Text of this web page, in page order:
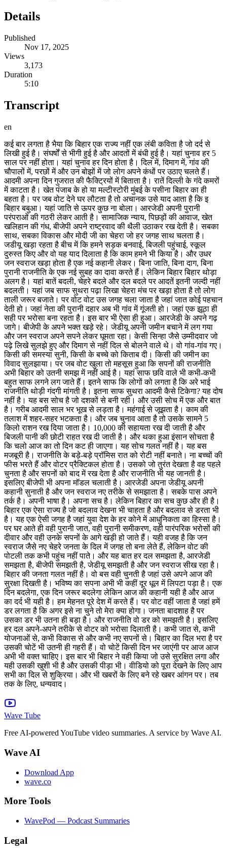
Details
Published
Nov 17, 2025
Views
3,173
Duration
5:10
Transcript
en
कई बार लगता है भैया कि बिहार एक राज्य नहीं एक लंबी कविता है जो दर्द से
लिखी हुई है। संघर्षों से भीगी हुई है और आदतों में बंधी हुई है। यहां चुनाव हर 5
साल पर नहीं होता। यहां चुनाव हर दिन होता है। दिल में, दिमाग में, गांव की
चौपालों में, परछों में और उन बोझों में जो लोग अपने कंधों पर उठाए चलते हैं।
आदमी अपना दिन गुजरात की फैक्ट्रियों में बिताता है। रातें दिल्ली के गंदे कमरों
में काटता है। खेत पंजाब के हो या मल्टीस्टोरी मुंबई के पसीना बिहार का ही
बहता है। पर जब वोट देने घर लौटता है तो अचानक उसे याद आता है कि इ
बिहार बबुआ। यहां जाति से ऊपर कुछ ना बोला। आरजेडी अपनी पुरानी
परंपराओं की गठरी लेकर आती है। सामाजिक न्याय, पिछड़ों की आवाज, खेत
खलिहान की गंध, बीजेपी अपने राष्ट्रवाद की थैली उठाकर रख देती है। सबका
साथ, सबका विकास और मोदी जी का चेहरा जो हर जगह साथ चलता है।
जडीयू खड़ा रहता है बीच में कि हमने सड़क बनवाई, बिजली पहुंचाई, स्कूल
दुरुस्त किए और वो यह याद दिलाता है कि काम हमने भी किया है। और उधर
जन स्वराज खड़ा होता है एक नई कहानी लेकर। बिना जाति, बिना दाग, बिना
पुरानी राजनीति के एक नई सुबह का दावा करते हैं। लेकिन बिहार बिहार थोड़ा
अलग है। यहां बातें बदली, चेहरे बदले और दल बदले पर आदतें इतनी जल्दी नहीं
बदलती। यहां जब साफ सुथरा पढ़ा लिखा चेहरा मंच पर खड़ा होता है तो लोग
ताली जरूर बजाते। पर वोट वोट उस जगह चला जाता है जहां जात कोई पहचान
देती हो। जहां नेता की पुरानी दहार अब भी गांव में गूंजती हो। जहां एक झूठा ही
सही पर भरोसा बना रहता है। इस बार भी ऐसा ही हुआ। आरजेडी के अपने गढ़
जागे। बीजेपी के अपने भक्त खड़े रहे। जेडीयू अपनी जमीन बचाने में लग गया
और जन स्वराज अपने सपने लेकर घूमता रहा। केसी सिन्हा जैसे उम्मीदवार जो
पढ़े लिखे सुलझे हुए और दिमाग से नहीं दिल से बोलने वाले थे। वो गांव-गांव गए।
किसी की समस्या सुनी, किसी के बच्चे को किताब दी। किसी की जमीन का
विवाद सुलझाया। पर जब वोट खुला तो महसूस हुआ कि सपनों की राजनीति
अभी बिहार को उतनी समझ में नहीं आई है। यहां साफ छवि वाले भी कभी-कभी
बहुत साफ लगने लग जाते हैं। इतने साफ कि लोगों को लगता है कि अरे भाई
राजनीति थोड़ी गंदगी मांगती है। इतना साफ सुथरा आदमी कैसे टिकेगा? यह दोष
नहीं है। यह बस सोच है जो दशकों से बनी रही। और उसी सोच में एक और बात
है। गरीब आदमी साल भर भूख से लड़ता है। महंगाई से जूझता है। काम की
तलाश में शहर-सहर भटकता है। और जब चुनाव आता है तो उसके सामने 5
किलो राशन रख दिया जाता है। 10,000 की सहायता रख दी जाती है और
बिजली पानी की छोटी राहत रख दी जाती है। और थका हुआ इंसान सोचता है
कि चलो आज का तो दिन कट ही जाएगा। यह सोच गलत नहीं है। यह बस
मजबूरी है। राजनीति के बड़े-बड़े प्रॉमिस रात को रोटी नहीं बनाते। ना बच्चों की
फीस भरते हैं और वोटर प्रैक्टिकल होता है। उसको जो तुरंत देखता है वह पहले
चुनता है और सपनों को बाद में रख देता है और राजनीति भी यह जानती है।
इसलिए बीजेपी भी अपना मॉडल चलाती है। आरजेडी अपना जेडीयू अपनी
कहानी सुनाती है और जन स्वराज नए तरीके से समझाता है। सबके पास अपने
तर्क है। अपनी भाषा है। अपना सच है। लेकिन बिहार का सच कुछ और ही है।
बिहार एक ऐसा राज्य है जो बदलाव देखना भी चाहता है और बदलाव से डरता भी
है। यह एक ऐसी जगह है जहां युवा देश के हर कोने में आधुनिकता का हिस्सा है।
पर घर आते ही वही पुरानी जात, वही पुरानी समीकरण, वही पारंपरिक भरोसों की
दीवार और वही उनके सपनों के आगे खड़ी हो जाते हैं। यही वजह है कि जन
स्वराज जैसे नए चेहरे जनता के दिल में जगह तो बना लेते हैं, लेकिन वोट की
पोटली तक कभी पहुंच नहीं पाते। और यह बात हर दल समझता है, आरजेडी
समझता है, बीजेपी समझती है, जेडीयू समझती है और जन स्वराज सीख रहा है।
बिहार की जनता गलत नहीं है। वो बस वही चुनती है जहां उसे अपने आज की
सुरक्षा दिखती है। भविष्य का सपना अभी भी कहीं दूर धूल में लिपटा पड़ा है। एक
दिन बदलेगा, एक दिन जरूर बदलेगा लेकिन आज की कहानी यही है और आज
का दर्द भी यही है। हम मेहनत पूरे देश में करते हैं। पर वोट वहीं जाता है जहां हमें
डर लगता है कि अगर इसे ना चुने तो मेरा क्या होगा। जनता बादशाह है पर
उसका डर भी उतना ही बड़ा है। और राजनीति वो डर को समझती है। इसलिए
हर दल अपने-अपने तरीके से वोटर को भरोसा दिलाती है। कभी जात से, कभी
योजनाओं से, कभी विकास से और कभी नए सपनों से। बिहार का दिल भरा है पर
उसकी चोटें भी उतनी ही गहरी हैं। वो चोटें किसी दिन भर जाएंगी पर आज आज
अभी भी वक्त चाहिए। इस बार भी बिहार ने वही किया जो उसे सुरक्षित लगा और
यही उसकी खुशी भी है और उसकी पीड़ा भी। वीडियो को पूरा देखने के लिए आप
सभी का दिल से शुक्रिया। और भी खबरों के लिए बने रहे खबर आंगन पर। तब
तक के लिए, धन्यवाद।
Wave Tube
Free AI-powered YouTube video summaries. A service by Wave AI.
Wave AI
Download App
wave.co
More Tools
WavePod — Podcast Summaries
Legal